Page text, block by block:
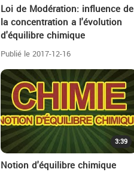
Loi de Modération: influence de
la concentration a l'évolution
d'équilibre chimique
Publié le 2017-12-16
3:39
Notion d'équilibre chimique